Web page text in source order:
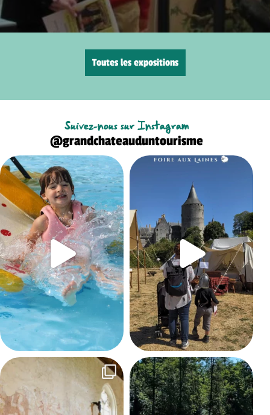
Toutes les expositions
Suivez-nous sur Instagram
@grandchateauduntourisme